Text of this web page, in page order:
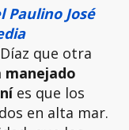
Paulino José
que otra
es que los
en alta mar.